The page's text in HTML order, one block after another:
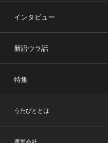
インタビュー
新譜ウラ話
特集
うたびととは